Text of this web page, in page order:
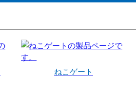
ねこゲート